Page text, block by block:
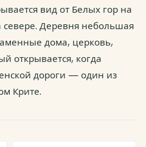
вид от Белых гор на
севере. Деревня небольшая
дома, церковь,
открывается, когда
дороги — один из
Крите.